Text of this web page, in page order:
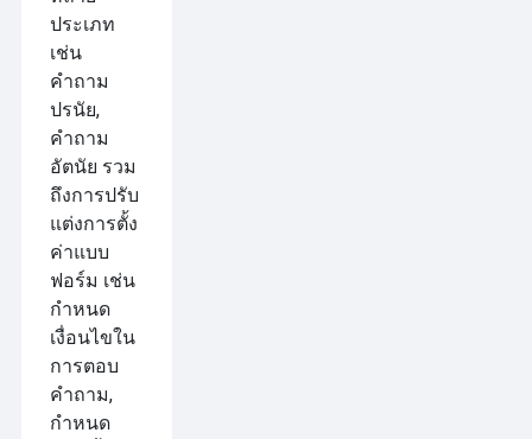
ประเภท
เช่น
คำถาม
ปรนัย,
คำถาม
อัตนัย รวม
ถึงการปรับ
แต่งการตั้ง
ค่าแบบ
ฟอร์ม เช่น
กำหนด
เงื่อนไขใน
การตอบ
คำถาม,
กำหนด